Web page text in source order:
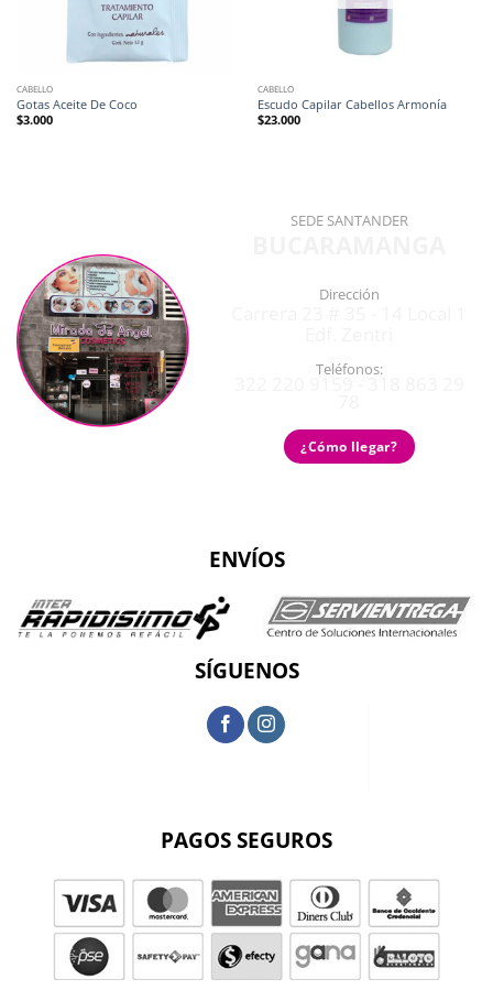
CABELLO
Gotas Aceite De Coco
$3.000
CABELLO
Escudo Capilar Cabellos Armonía
$23.000
SEDE SANTANDER
Dirección
Teléfonos:
¿Cómo llegar?
ENVÍOS
SÍGUENOS
PAGOS SEGUROS